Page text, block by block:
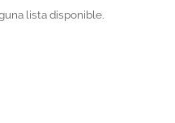
lista disponible.